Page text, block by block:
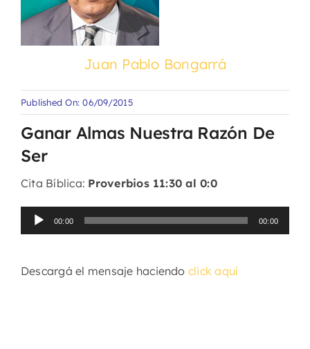
Juan Pablo Bongarrá
Published On: 06/09/2015
Ganar Almas Nuestra Razón De
Ser
Cita Bíblica: Proverbios 11:30 al 0:0
Reproductor
de
00:00 00:00
Descargá el mensaje haciendo click aquí